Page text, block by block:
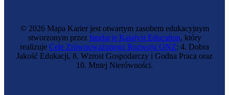
© 2026 Mapa Karier jest otwartym zasobem edukacyjnym
stworzonym przez fundację Katalyst Education, który
realizuje Cele Zrównoważonego Rozwoju ONZ: 4. Dobra
Jakość Edukacji, 8. Wzrost Gospodarczy i Godna Praca oraz
10. Mniej Nierówności.